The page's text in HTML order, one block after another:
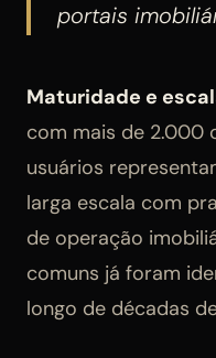
portais
Maturidade e
com mais de 2.000
usuários
larga escala com
de operação
comuns já foram
longo de décadas